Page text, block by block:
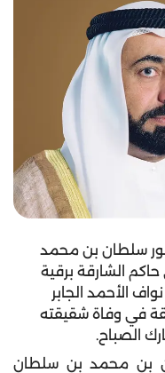
سلطان بن محمد
الشارقة برقية
الأحمد الجابر
في وفاة شقيقته
الصباح.
بن محمد بن سلطان